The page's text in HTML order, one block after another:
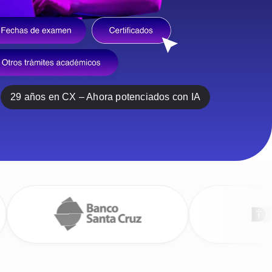
29 años en CX – Ahora potenciados con IA